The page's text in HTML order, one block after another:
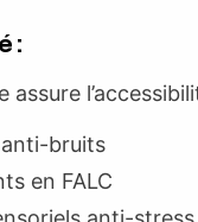
:
assure
anti-bruits
en FALC